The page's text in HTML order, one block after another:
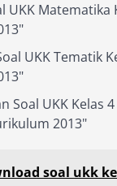
UKK Matematika
UKK Tematik
Soal UKK Kelas
2013"
soal ukk